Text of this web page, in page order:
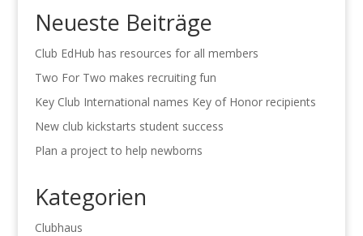
Neueste Beiträge
Club EdHub has resources for all members
Two For Two makes recruiting fun
Key Club International names Key of Honor recipients
New club kickstarts student success
Plan a project to help newborns
Kategorien
Clubhaus